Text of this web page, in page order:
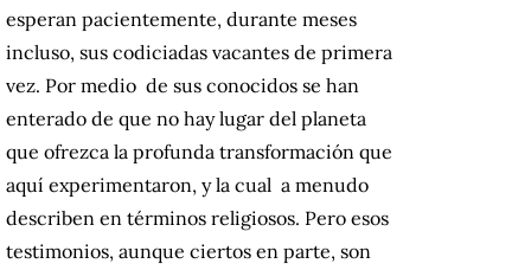
esperan pacientemente, durante meses
incluso, sus codiciadas vacantes de primera
vez. Por medio de sus conocidos se han
enterado de que no hay lugar del planeta
que ofrezca la profunda transformación que
aquí experimentaron, y la cual a menudo
describen en términos religiosos. Pero esos
testimonios, aunque ciertos en parte, son